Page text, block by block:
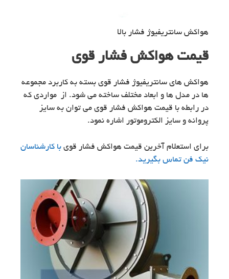
هواکش سانتریفیوژ فشار بالا
قیمت هواکش فشار قوی
هواکش های سانتریفیوژ فشار قوی بسته به کاربرد مجموعه
ها در مدل ها و ابعاد مختلف ساخته می شود. از مواردی که
در رابطه با قیمت هواکش فشار قوی می توان به سایز
پروانه و سایز الکتروموتور اشاره نمود.
برای استعلام آخرین قیمت هواکش فشار قوی با کارشناسان
نیک فن تماس بگیرید.